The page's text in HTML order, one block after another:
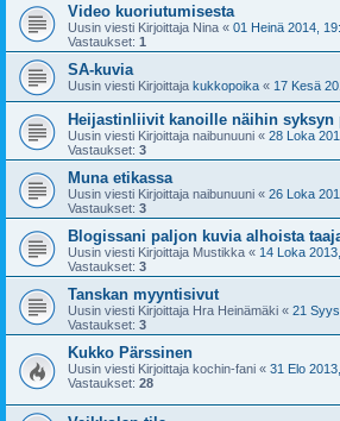
Video kuoriutumisesta
Uusin viesti Kirjoittaja Nina « 01 Heinä 2014,
Vastaukset: 1
SA-kuvia
Uusin viesti Kirjoittaja kukkopoika « 17 Kesä
Heijastinliivit kanoille näihin syksyn
Uusin viesti Kirjoittaja naibunuuni « 28 Loka
Vastaukset: 3
Muna etikassa
Uusin viesti Kirjoittaja naibunuuni « 26 Loka
Vastaukset: 3
Blogissani paljon kuvia alhoista
Uusin viesti Kirjoittaja Mustikka « 14 Loka
Vastaukset: 3
Tanskan myyntisivut
Uusin viesti Kirjoittaja Hra Heinämäki « 21
Vastaukset: 3
Kukko Pärssinen
Uusin viesti Kirjoittaja kochin-fani « 31 Elo
Vastaukset: 28